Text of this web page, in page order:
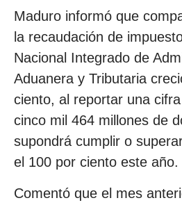
Maduro informó que
la recaudación de
Nacional Integrado de
Aduanera y Tributaria
ciento, al reportar una
cinco mil 464 millones de
supondrá cumplir o
el 100 por ciento este año.
Comentó que el mes